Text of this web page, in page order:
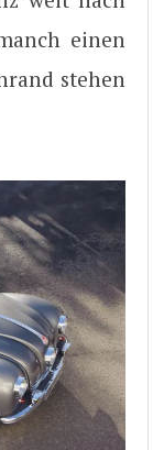
einen
stehen